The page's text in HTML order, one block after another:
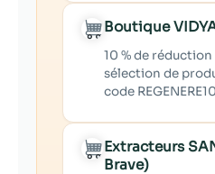
Boutique
10 % de réduction
sélection de
code REGENERE10
Extracteurs
Brave)